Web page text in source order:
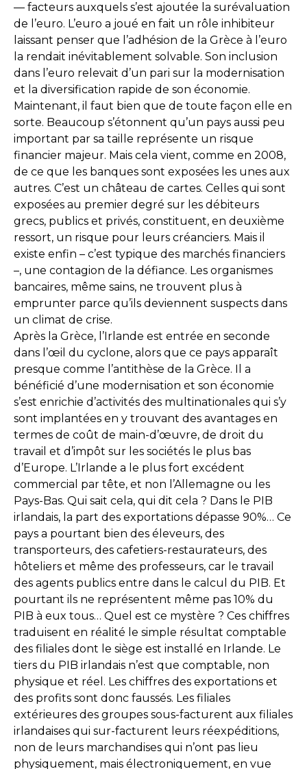
— facteurs auxquels s’est ajoutée la surévaluation
de l’euro. L’euro a joué en fait un rôle inhibiteur
laissant penser que l’adhésion de la Grèce à l’euro
la rendait inévitablement solvable. Son inclusion
dans l’euro relevait d’un pari sur la modernisation
et la diversification rapide de son économie.
Maintenant, il faut bien que de toute façon elle en
sorte. Beaucoup s’étonnent qu’un pays aussi peu
important par sa taille représente un risque
financier majeur. Mais cela vient, comme en 2008,
de ce que les banques sont exposées les unes aux
autres. C’est un château de cartes. Celles qui sont
exposées au premier degré sur les débiteurs
grecs, publics et privés, constituent, en deuxième
ressort, un risque pour leurs créanciers. Mais il
existe enfin – c’est typique des marchés financiers
–, une contagion de la défiance. Les organismes
bancaires, même sains, ne trouvent plus à
emprunter parce qu’ils deviennent suspects dans
un climat de crise.
Après la Grèce, l’Irlande est entrée en seconde
dans l’œil du cyclone, alors que ce pays apparaît
presque comme l’antithèse de la Grèce. Il a
bénéficié d’une modernisation et son économie
s’est enrichie d’activités des multinationales qui s’y
sont implantées en y trouvant des avantages en
termes de coût de main-d’œuvre, de droit du
travail et d’impôt sur les sociétés le plus bas
d’Europe. L’Irlande a le plus fort excédent
commercial par tête, et non l’Allemagne ou les
Pays-Bas. Qui sait cela, qui dit cela ? Dans le PIB
irlandais, la part des exportations dépasse 90%… Ce
pays a pourtant bien des éleveurs, des
transporteurs, des cafetiers-restaurateurs, des
hôteliers et même des professeurs, car le travail
des agents publics entre dans le calcul du PIB. Et
pourtant ils ne représentent même pas 10% du
PIB à eux tous… Quel est ce mystère ? Ces chiffres
traduisent en réalité le simple résultat comptable
des filiales dont le siège est installé en Irlande. Le
tiers du PIB irlandais n’est que comptable, non
physique et réel. Les chiffres des exportations et
des profits sont donc faussés. Les filiales
extérieures des groupes sous-facturent aux filiales
irlandaises qui sur-facturent leurs réexpéditions,
non de leurs marchandises qui n’ont pas lieu
physiquement, mais électroniquement, en vue